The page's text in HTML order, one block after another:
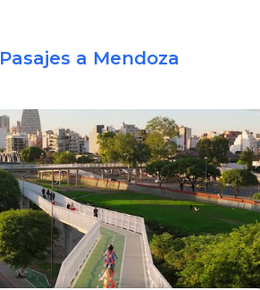
Pasajes a Mendoza
COMPRAR